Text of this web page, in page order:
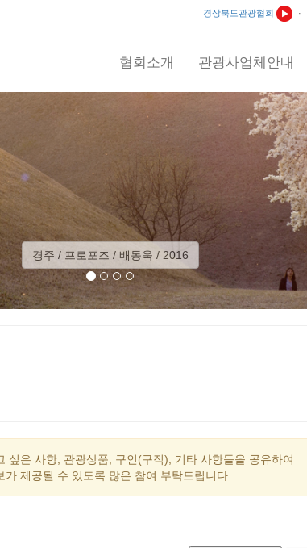
경상북도관광협회 ·
협회소개 관광사업체안내
경주 / 프로포즈 / 배동욱 / 2016
은 사항, 관광상품, 구인(구직), 기타 사항들을 공유하여
제공될 수 있도록 많은 참여 부탁드립니다.